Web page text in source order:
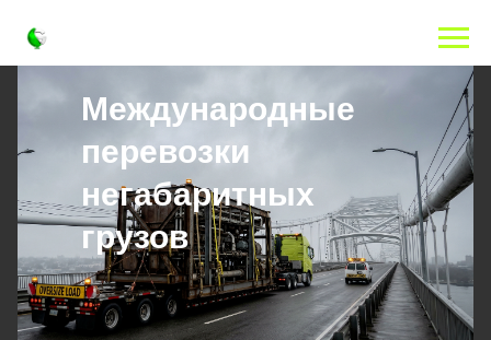
Международные
перевозки
негабаритных
грузов